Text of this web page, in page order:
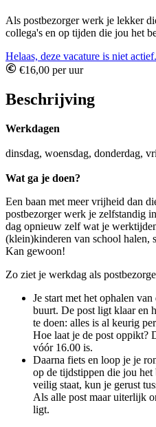
Als postbezorger werk je lekker
collega's en op tijden die jou het
Helaas, deze vacature is niet actief.
€16,00 per uur
Beschrijving
Werkdagen
dinsdag, woensdag, donderdag,
Wat ga je doen?
Een baan met meer vrijheid dan
postbezorger werk je zelfstandig
dag opnieuw zelf wat je
(klein)kinderen van school halen,
Kan gewoon!
Zo ziet je werkdag als
Je start met het ophalen
buurt. De post ligt klaar en
te doen: alles is al keurig
Hoe laat je de post oppikt?
vóór 16.00 is.
Daarna fiets en loop je je
op de tijdstippen die jou
veilig staat, kun je gerust
Als alle post maar uiterlijk
ligt.